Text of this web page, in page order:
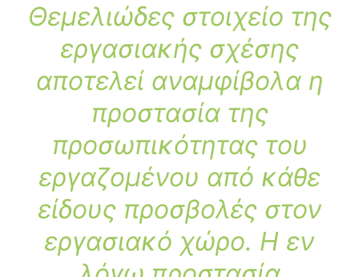
Θεμελιώδες στοιχείο της
εργασιακής σχέσης
αποτελεί αναμφίβολα η
προστασία της
προσωπικότητας του
εργαζομένου από κάθε
είδους προσβολές στον
εργασιακό χώρο. Η εν